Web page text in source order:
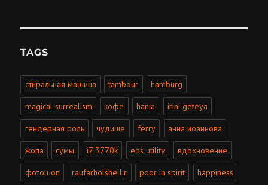
TAGS
стиральная машина tambour hamburg
magical surrealism кофе hania irini geteya
гендерная роль чудище ferry анна иоаннова
жопа сумы i7 3770k eos utility вдохновение
фотошоп raufarholshellir poor in spirit happiness